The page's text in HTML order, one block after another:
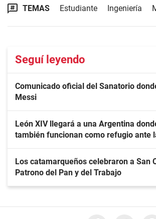
TEMAS Estudiante Ingeniería
Seguí leyendo
Comunicado oficial del Sanatorio
Messi
León XIV llegará a una Argentina
también funcionan como refugio ante
Los catamarqueños celebraron a San
Patrono del Pan y del Trabajo